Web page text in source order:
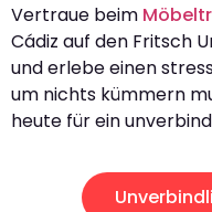
Vertraue beim
Cádiz auf den Fritsch
und erlebe einen
um nichts kümmern
heute für ein